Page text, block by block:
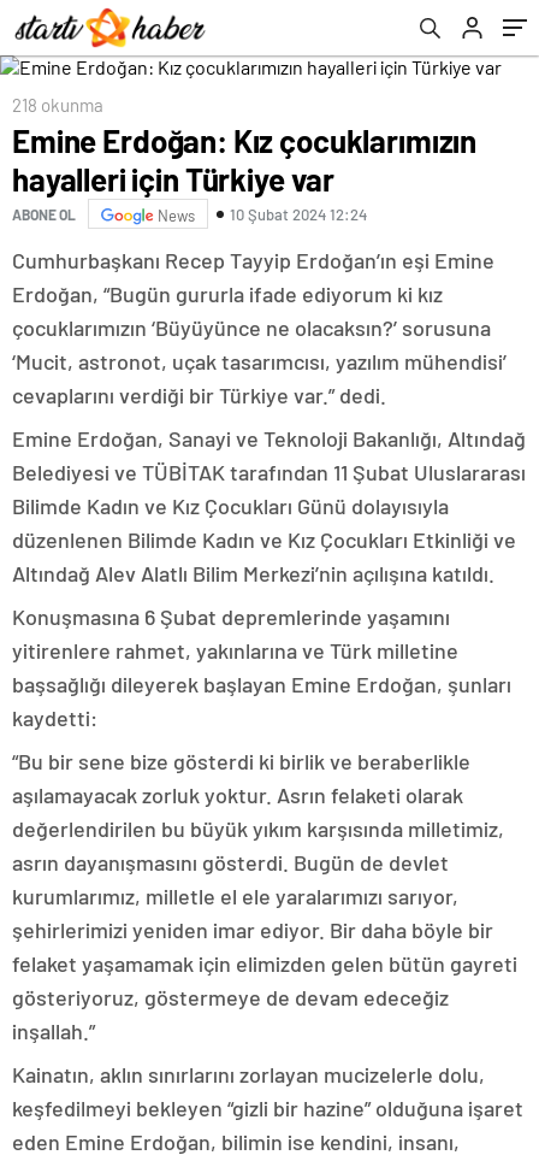
218 okunma
Emine Erdoğan: Kız çocuklarımızın
hayalleri için Türkiye var
ABONE OL News 10 Şubat 2024 12:24
Cumhurbaşkanı Recep Tayyip Erdoğan’ın eşi Emine
Erdoğan, “Bugün gururla ifade ediyorum ki kız
çocuklarımızın ‘Büyüyünce ne olacaksın?’ sorusuna
‘Mucit, astronot, uçak tasarımcısı, yazılım mühendisi’
cevaplarını verdiği bir Türkiye var.” dedi.
Emine Erdoğan, Sanayi ve Teknoloji Bakanlığı, Altındağ
Belediyesi ve TÜBİTAK tarafından 11 Şubat Uluslararası
Bilimde Kadın ve Kız Çocukları Günü dolayısıyla
düzenlenen Bilimde Kadın ve Kız Çocukları Etkinliği ve
Altındağ Alev Alatlı Bilim Merkezi’nin açılışına katıldı.
Konuşmasına 6 Şubat depremlerinde yaşamını
yitirenlere rahmet, yakınlarına ve Türk milletine
başsağlığı dileyerek başlayan Emine Erdoğan, şunları
kaydetti:
“Bu bir sene bize gösterdi ki birlik ve beraberlikle
aşılamayacak zorluk yoktur. Asrın felaketi olarak
değerlendirilen bu büyük yıkım karşısında milletimiz,
asrın dayanışmasını gösterdi. Bugün de devlet
kurumlarımız, milletle el ele yaralarımızı sarıyor,
şehirlerimizi yeniden imar ediyor. Bir daha böyle bir
felaket yaşamamak için elimizden gelen bütün gayreti
gösteriyoruz, göstermeye de devam edeceğiz
inşallah.”
Kainatın, aklın sınırlarını zorlayan mucizelerle dolu,
keşfedilmeyi bekleyen “gizli bir hazine” olduğuna işaret
eden Emine Erdoğan, bilimin ise kendini, insanı,